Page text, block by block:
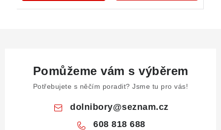
Pomůžeme vám s výběrem
Potřebujete s něčím poradit? Jsme tu pro vás!
dolnibory@seznam.cz
608 818 688